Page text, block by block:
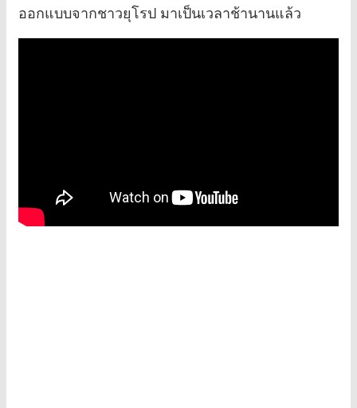
ออกแบบจากชาวยุโรป มาเป็นเวลาช้านานแล้ว